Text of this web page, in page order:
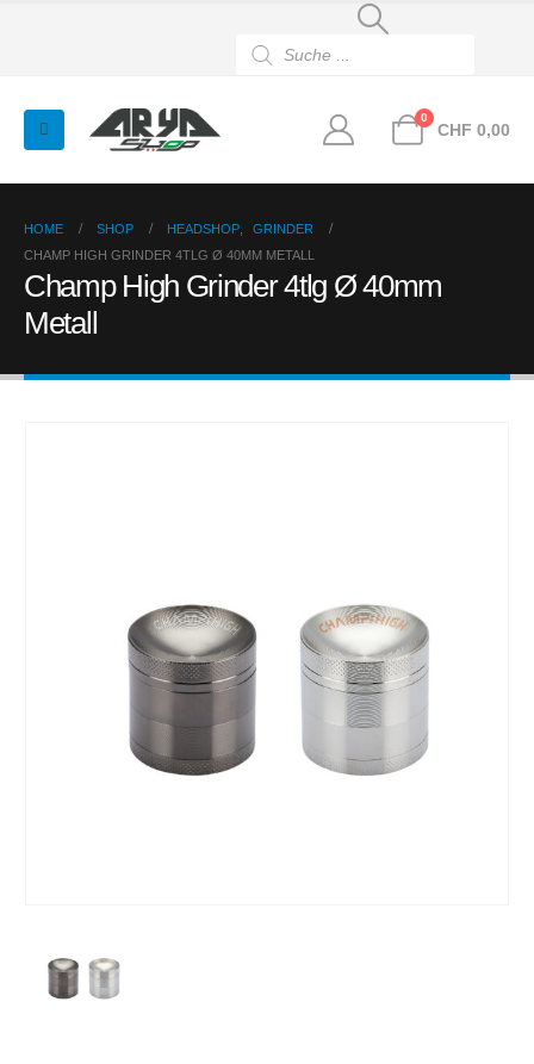
search
0
CHF 0,00
HOME SHOP HEADSHOP
GRINDER
CHAMP HIGH GRINDER 4TLG Ø 40MM METALL
Champ High Grinder 4tlg Ø 40mm
Metall